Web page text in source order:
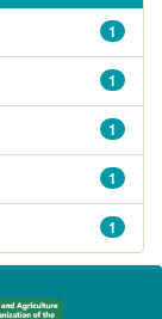
1
1
1
1
1